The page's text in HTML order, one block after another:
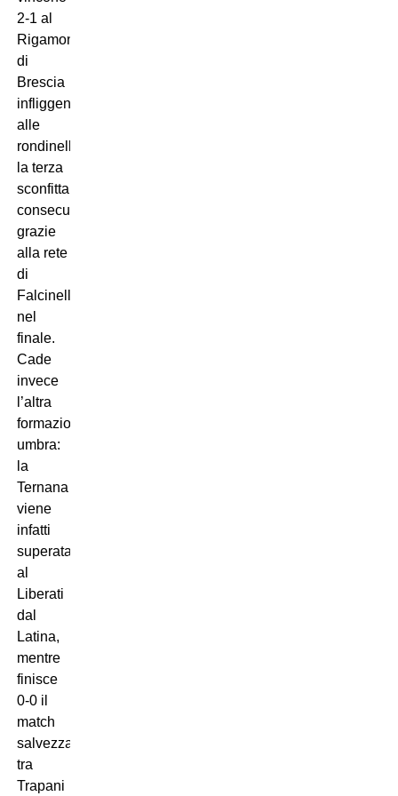
2-1 al
Rigamonti
di
Brescia
infliggendo
alle
rondinelle
la terza
sconfitta
consecutiva
grazie
alla rete
di
Falcinelli
nel
finale.
Cade
invece
l’altra
formazione
umbra:
la
Ternana
viene
infatti
superata
al
Liberati
dal
Latina,
mentre
finisce
0-0 il
match
salvezza
tra
Trapani